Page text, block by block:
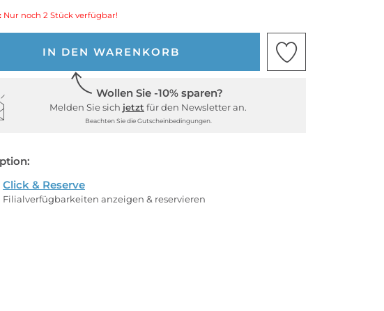
Nur noch 2 Stück verfügbar!
IN DEN WARENKORB
Wollen Sie -10% sparen?
Melden Sie sich jetzt für den Newsletter an.
Beachten Sie die Gutscheinbedingungen.
Click & Reserve
Filialverfügbarkeiten anzeigen & reservieren